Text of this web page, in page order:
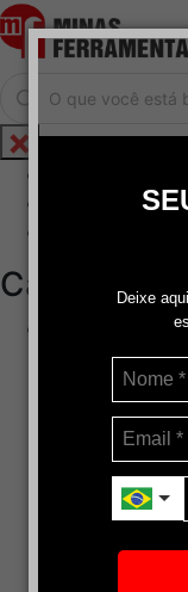
Deixe
Cadastrar /
Central de
Categorias
Disco de
Disco de
Disco de
Escovas
Escovas
Lixas
Pasta
Pedra de